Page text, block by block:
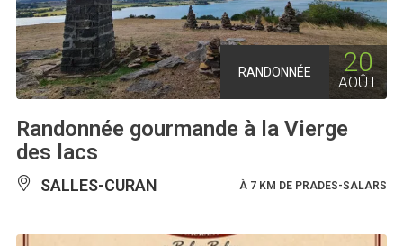
RANDONNÉE 20
AOÛT
Randonnée gourmande à la Vierge
des lacs
SALLES-CURAN À 7 KM DE PRADES-SALARS